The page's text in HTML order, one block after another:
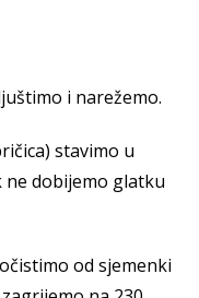
i narežemo.
stavimo u
dobijemo glatku
od sjemenki